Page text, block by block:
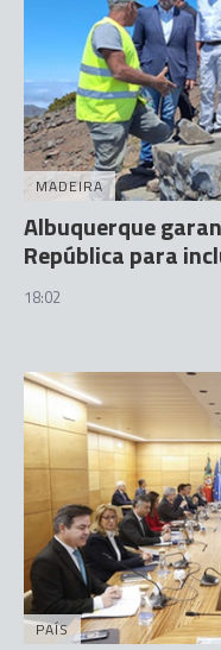
MADEIRA
Albuquerque
República para
18:02
PAÍS